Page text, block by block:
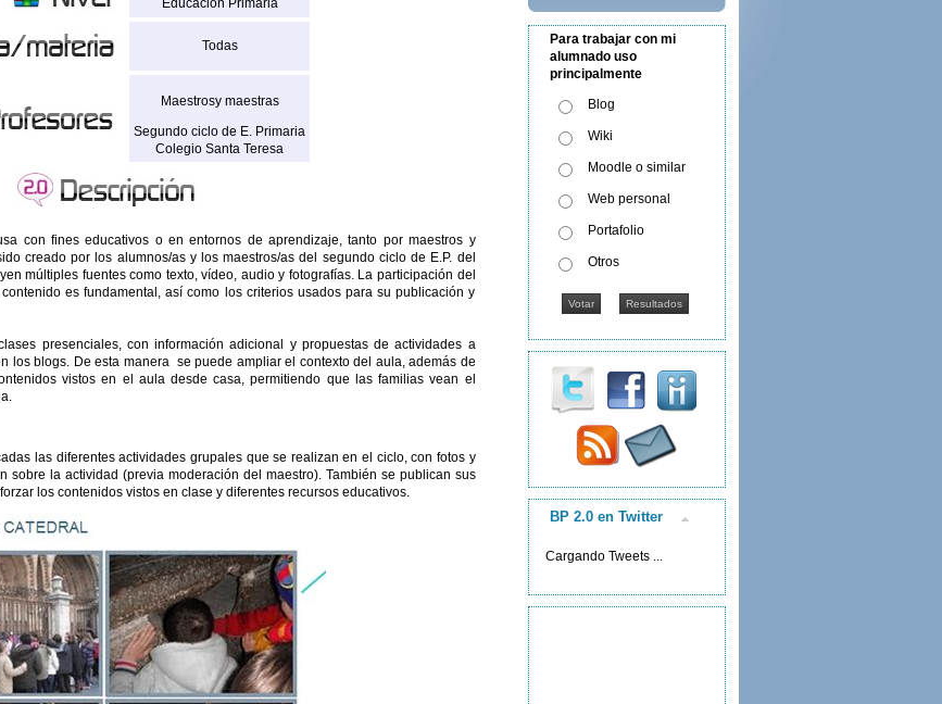
Educación Primaria
Todas
Maestrosy maestras
Segundo ciclo de E. Primaria
Colegio Santa Teresa
con fines educativos o en entornos de aprendizaje, tanto por maestros y
creado por los alumnos/as y los maestros/as del segundo ciclo de E.P. del
múltiples fuentes como texto, vídeo, audio y fotografías. La participación del
es fundamental, así como los criterios usados para su publicación y
presenciales, con información adicional y propuestas de actividades a
los blogs. De esta manera se puede ampliar el contexto del aula, además de
vistos en el aula desde casa, permitiendo que las familias vean el
las diferentes actividades grupales que se realizan en el ciclo, con fotos y
sobre la actividad (previa moderación del maestro). También se publican sus
los contenidos vistos en clase y diferentes recursos educativos.
Para trabajar con mi
alumnado uso
principalmente
Blog
Wiki
Moodle o similar
Web personal
Portafolio
Otros
BP 2.0 en Twitter
Cargando Tweets ...